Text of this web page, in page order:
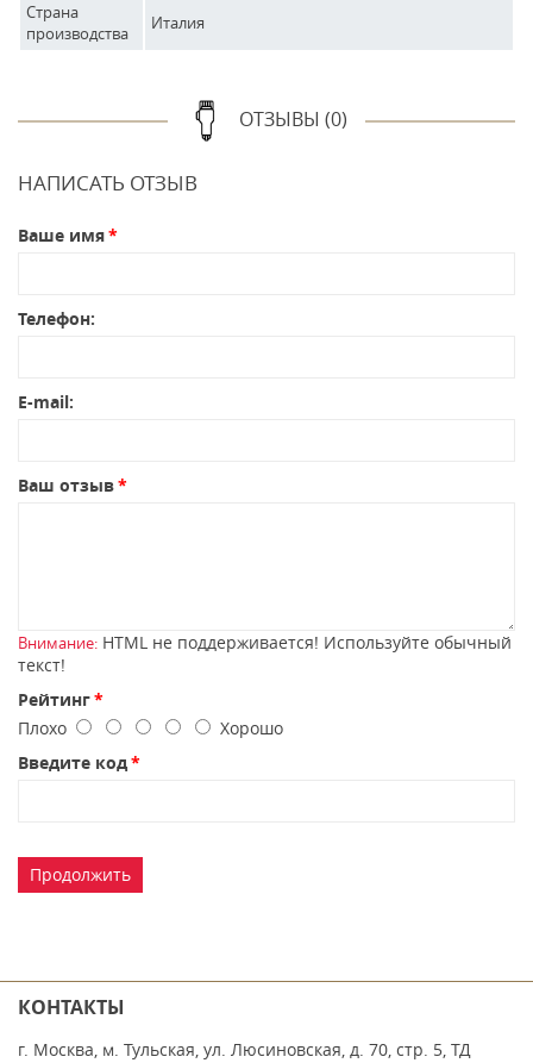
Страна
производства
Италия
ОТЗЫВЫ (0)
НАПИСАТЬ ОТЗЫВ
Ваше имя
Телефон:
E-mail:
Ваш отзыв
Внимание: HTML не поддерживается! Используйте обычный
текст!
Рейтинг
Плохо
Хорошо
Введите код
Продолжить
КОНТАКТЫ
г. Москва, м. Тульская, ул. Люсиновская, д. 70, стр. 5, ТД